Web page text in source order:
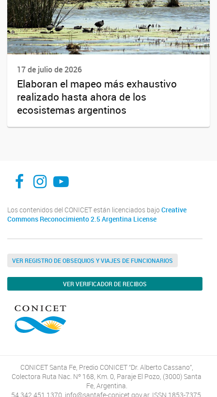
17 de julio de 2026
Elaboran el mapeo más exhaustivo
realizado hasta ahora de los
ecosistemas argentinos
facebook
instagram
Youtube
Los contenidos del CONICET están licenciados bajo Creative
Commons Reconocimiento 2.5 Argentina License
VER REGISTRO DE OBSEQUIOS Y VIAJES DE FUNCIONARIOS
VER VERIFICADOR DE RECIBOS
CONICET Santa Fe, Predio CONICET “Dr. Alberto Cassano”,
Colectora Ruta Nac. Nº 168, Km. 0, Paraje El Pozo, (3000) Santa
Fe, Argentina.
54 342 451 1370, info@santafe-conicet.gov.ar. ISSN 1853-7375.